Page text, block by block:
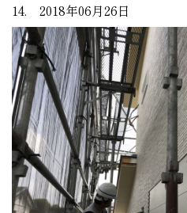
14. 2018年06月26日